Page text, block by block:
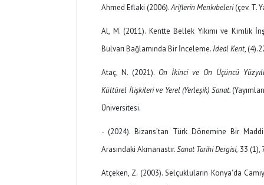
Ahmed Eflaki (2006).Ariflerin Menkıbeleri(çev. T.
Al, M. (2011). Kentte Bellek Yıkımı ve Kimlik
Bulvarı Bağlamında Bir İnceleme. İdeal Kent,
Ataç, N. (2021). On İkinci ve On Üçüncü
Kültürel İlişkileri ve Yerel (Yerleşik) Sanat.
Üniversitesi.
- (2024). Bizans’tan Türk Dönemine Bir
Arasındaki Akmanastır.Sanat Tarihi Dergisi, 33 (1),
Atçeken, Z. (2003). Selçukluların Konya'da